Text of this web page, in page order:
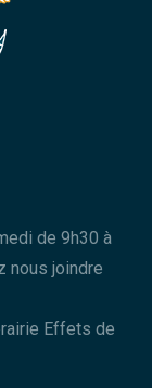
de 9h30 à
nous joindre
Effets de